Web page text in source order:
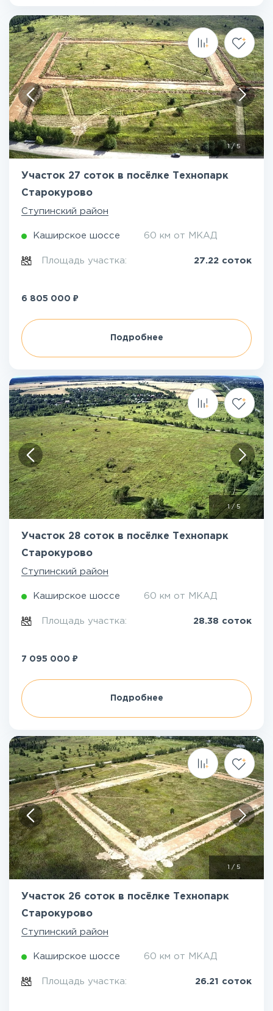
1/5
Участок 27 соток в посёлке Технопарк
Старокурово
Ступинский район
Каширское шоссе 60 км от МКАД
Площадь участка: 27.22 соток
6 805 000 ₽
Подробнее
1/5
Участок 28 соток в посёлке Технопарк
Старокурово
Ступинский район
Каширское шоссе 60 км от МКАД
Площадь участка: 28.38 соток
7 095 000 ₽
Подробнее
/ 5
Участок 26 соток в посёлке Технопарк
Старокурово
Ступинский район
Каширское шоссе 60 км от МКАД
Площадь участка: 26.21 соток